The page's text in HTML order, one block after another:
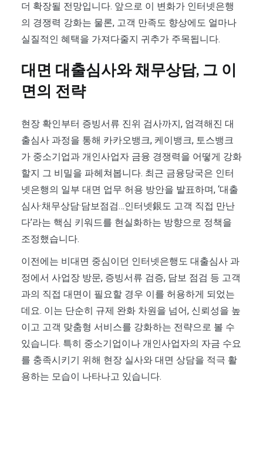
더 확장될 전망입니다. 앞으로 이 변화가 인터넷은행
의 경쟁력 강화는 물론, 고객 만족도 향상에도 얼마나
실질적인 혜택을 가져다줄지 귀추가 주목됩니다.
대면 대출심사와 채무상담, 그 이
면의 전략
현장 확인부터 증빙서류 진위 검사까지, 엄격해진 대
출심사 과정을 통해 카카오뱅크, 케이뱅크, 토스뱅크
가 중소기업과 개인사업자 금융 경쟁력을 어떻게 강화
할지 그 비밀을 파헤쳐봅니다. 최근 금융당국은 인터
넷은행의 일부 대면 업무 허용 방안을 발표하며, ‘대출
심사·채무상담·담보점검…인터넷銀도 고객 직접 만난
다’라는 핵심 키워드를 현실화하는 방향으로 정책을
조정했습니다.
이전에는 비대면 중심이던 인터넷은행도 대출심사 과
정에서 사업장 방문, 증빙서류 검증, 담보 점검 등 고객
과의 직접 대면이 필요할 경우 이를 허용하게 되었는
데요. 이는 단순히 규제 완화 차원을 넘어, 신뢰성을 높
이고 고객 맞춤형 서비스를 강화하는 전략으로 볼 수
있습니다. 특히 중소기업이나 개인사업자의 자금 수요
를 충족시키기 위해 현장 실사와 대면 상담을 적극 활
용하는 모습이 나타나고 있습니다.